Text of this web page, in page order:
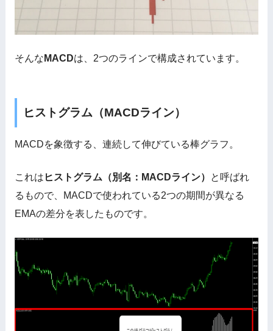
そんな MACDは、2つのラインで構成されています。
ヒストグラム（MACDライン）
MACDを象徴する、連続して伸びている棒グラフ。
これは ヒストグラム（別名：MACDライン）
と呼ばれ
るもので、MACDで使われている2つの期間が異なる
EMAの差分を表したものです。